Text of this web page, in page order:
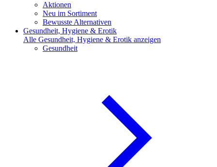
Aktionen
Neu im Sortiment
Bewusste Alternativen
Gesundheit, Hygiene & Erotik
Alle Gesundheit, Hygiene & Erotik anzeigen
Gesundheit